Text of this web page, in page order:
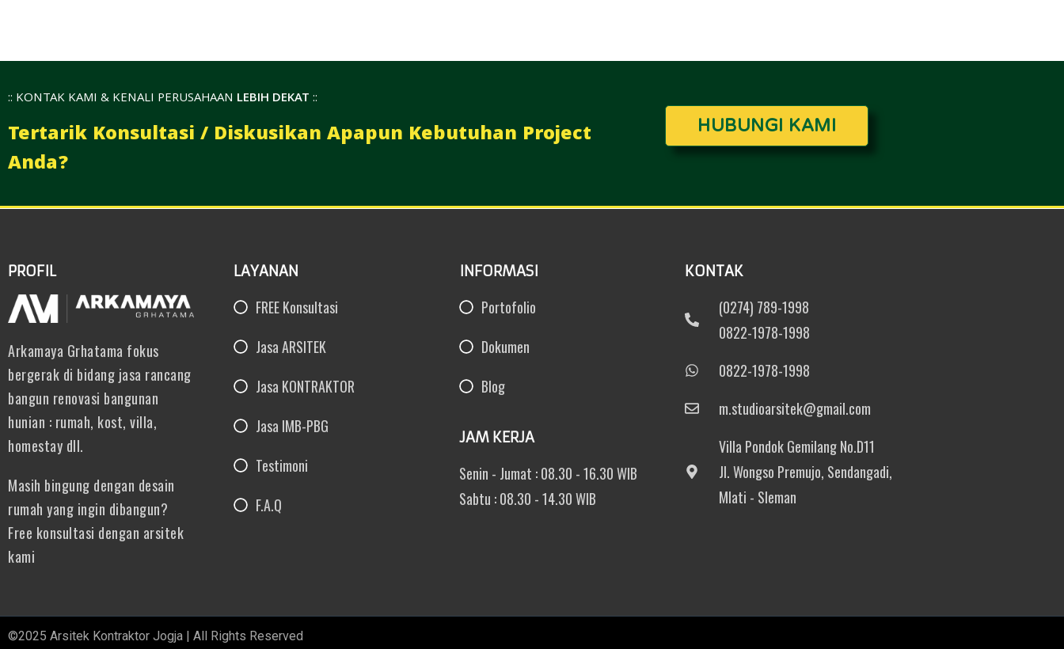
:: KONTAK KAMI & KENALI PERUSAHAAN LEBIH DEKAT::
Tertarik Konsultasi / Diskusikan Apapun Kebutuhan Project
Anda?
HUBUNGI KAMI
PROFIL
Arkamaya Grhatama fokus
bergerak di bidang jasa rancang
bangun renovasi bangunan
hunian : rumah, kost, villa,
homestay dll.
Masih bingung dengan desain
rumah yang ingin dibangun?
Free konsultasi dengan arsitek
kami
LAYANAN
FREE Konsultasi
Jasa ARSITEK
Jasa KONTRAKTOR
Jasa IMB-PBG
Testimoni
F.A.Q
INFORMASI
Portofolio
Dokumen
Blog
JAM KERJA
Senin - Jumat : 08.30 - 16.30 WIB
Sabtu : 08.30 - 14.30 WIB
KONTAK
(0274) 789-1998
0822-1978-1998
0822-1978-1998
m.studioarsitek@gmail.com
Villa Pondok Gemilang No.D11
Jl. Wongso Premujo, Sendangadi,
Mlati - Sleman
©2025 Arsitek Kontraktor Jogja | All Rights Reserved